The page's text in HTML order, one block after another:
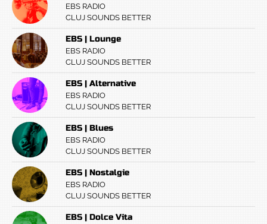
EBS RADIO
CLUJ SOUNDS BETTER
EBS | Lounge
EBS RADIO
CLUJ SOUNDS BETTER
EBS | Alternative
EBS RADIO
CLUJ SOUNDS BETTER
EBS | Blues
EBS RADIO
CLUJ SOUNDS BETTER
EBS | Nostalgie
EBS RADIO
CLUJ SOUNDS BETTER
EBS | Dolce Vita